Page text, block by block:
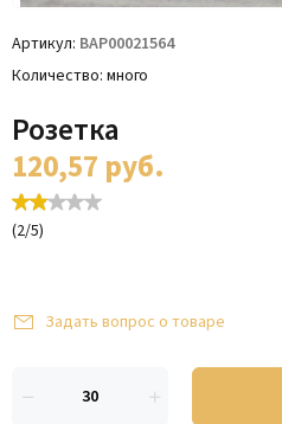
Артикул ВАР00021564
Количество много
Розетка
120,57 руб.
(2/5)
Задать вопрос о товаре